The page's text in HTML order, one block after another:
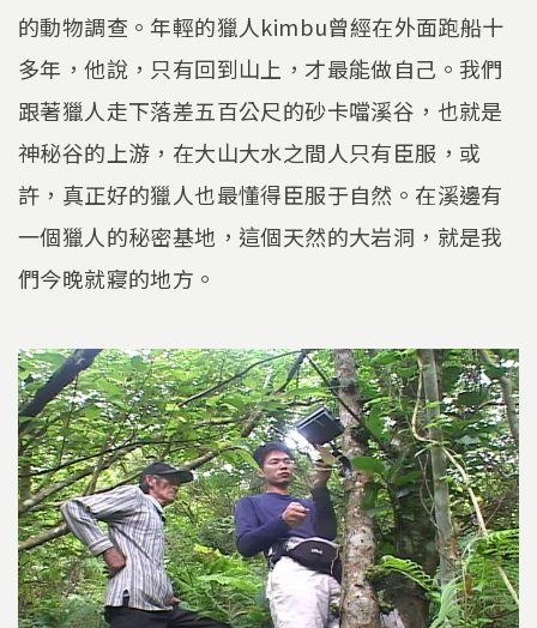
的動物調查。年輕的獵人kimbu曾經在外面跑船十
多年，他說，只有回到山上，才最能做自己。我們
跟著獵人走下落差五百公尺的砂卡噹溪谷，也就是
神秘谷的上游，在大山大水之間人只有臣服，或
許，真正好的獵人也最懂得臣服于自然。在溪邊有
一個獵人的秘密基地，這個天然的大岩洞，就是我
們今晚就寢的地方。